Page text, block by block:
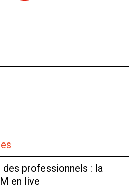
professionnels : la
en live